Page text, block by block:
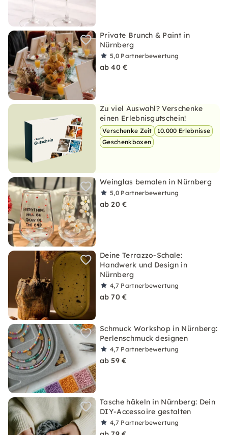
Private Brunch & Paint in
Nürnberg
5,0 Partnerbewertung
ab 40 €
Zu viel Auswahl? Verschenke
einen Erlebnisgutschein!
Verschenke Zeit
10.000 Erlebnisse
Geschenkboxen
Weinglas bemalen in Nürnberg
5,0 Partnerbewertung
ab 20 €
Deine Terrazzo-Schale:
Handwerk und Design in
Nürnberg
4,7 Partnerbewertung
ab 70 €
Schmuck Workshop in Nürnberg:
Perlenschmuck designen
4,7 Partnerbewertung
ab 59 €
Tasche häkeln in Nürnberg: Dein
DIY-Accessoire gestalten
4,7 Partnerbewertung